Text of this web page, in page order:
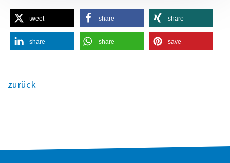
tweet share share
share share save
zurück